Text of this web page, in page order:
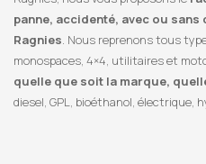
panne, accidenté, avec ou
Ragnies. Nous reprenons tous
monospaces, 4×4, utilitaires et
quelle que soit la marque,
diesel, GPL, bioéthanol, électrique,